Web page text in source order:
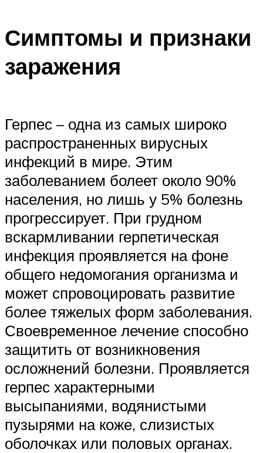
Симптомы и признаки
заражения
Герпес – одна из самых широко
распространенных вирусных
инфекций в мире. Этим
заболеванием болеет около 90%
населения, но лишь у 5% болезнь
прогрессирует. При грудном
вскармливании герпетическая
инфекция проявляется на фоне
общего недомогания организма и
может спровоцировать развитие
более тяжелых форм заболевания.
Своевременное лечение способно
защитить от возникновения
осложнений болезни. Проявляется
герпес характерными
высыпаниями, водянистыми
пузырями на коже, слизистых
оболочках или половых органах.